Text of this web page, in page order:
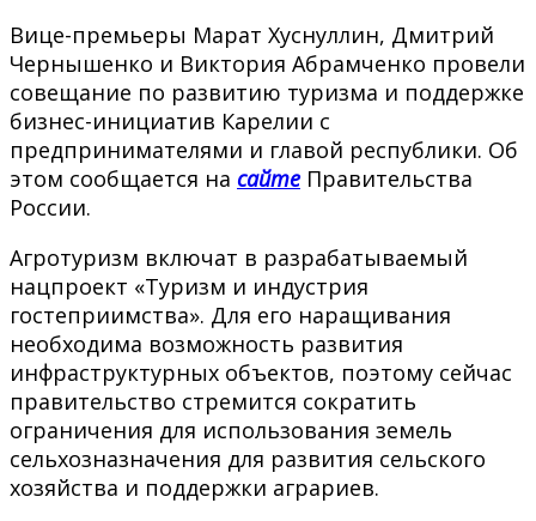
Вице-премьеры Марат Хуснуллин, Дмитрий
Чернышенко и Виктория Абрамченко провели
совещание по развитию туризма и поддержке
бизнес-инициатив Карелии с
предпринимателями и главой республики. Об
этом сообщается на сайтеПравительства
России.
Агротуризм включат в разрабатываемый
нацпроект «Туризм и индустрия
гостеприимства». Для его наращивания
необходима возможность развития
инфраструктурных объектов, поэтому сейчас
правительство стремится сократить
ограничения для использования земель
сельхозназначения для развития сельского
хозяйства и поддержки аграриев.